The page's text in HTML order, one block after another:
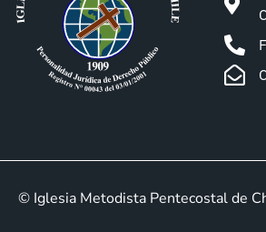
© Iglesia Metodista Pentecostal de